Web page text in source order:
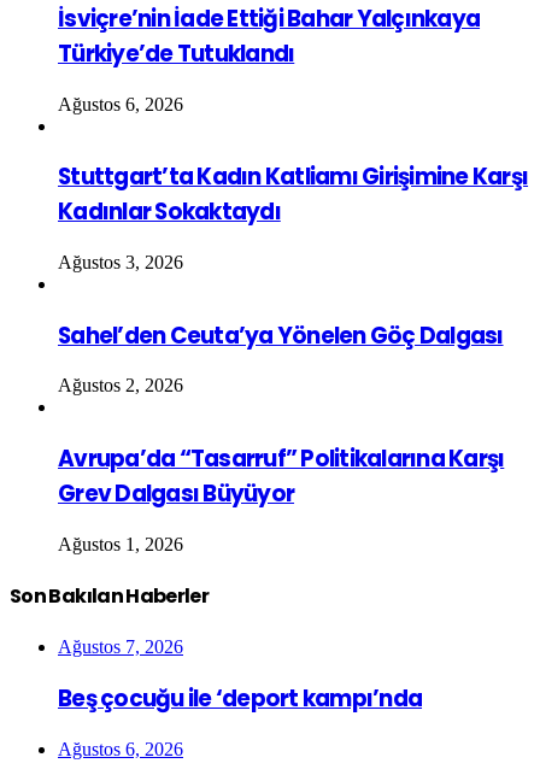
İsviçre’nin İade Ettiği Bahar Yalçınkaya
Türkiye’de Tutuklandı
Ağustos 6, 2026
Stuttgart’ta Kadın Katliamı Girişimine Karşı
Kadınlar Sokaktaydı
Ağustos 3, 2026
Sahel’den Ceuta’ya Yönelen Göç Dalgası
Ağustos 2, 2026
Avrupa’da “Tasarruf” Politikalarına Karşı
Grev Dalgası Büyüyor
Ağustos 1, 2026
Son Bakılan Haberler
Ağustos 7, 2026
Beş çocuğu ile ‘deport kampı’nda
Ağustos 6, 2026